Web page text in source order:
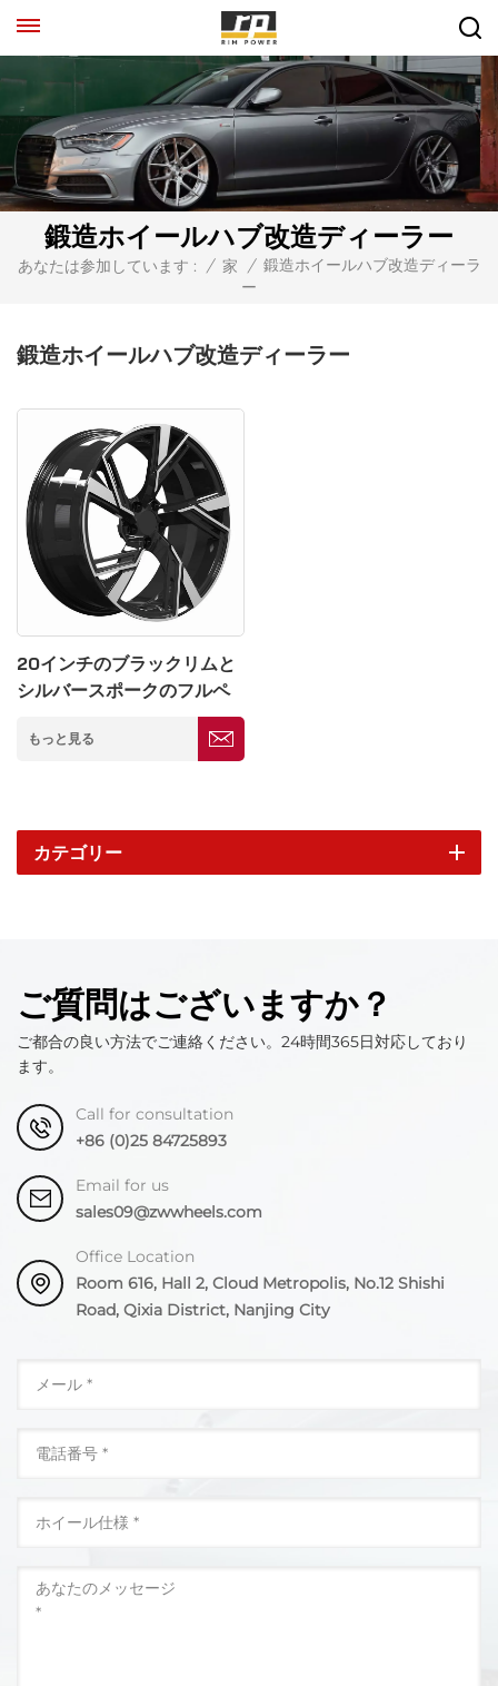
鍛造ホイールハブ改造ディーラー
あなたは参加しています : / 家 / 鍛造ホイールハブ改造ディーラ
ー
鍛造ホイールハブ改造ディーラー
20インチのブラックリムと
シルバースポークのフルペ
イント鍛造リム5 * 139.7
もっと見る
カテゴリー
ご質問はございますか？
ご都合の良い方法でご連絡ください。24時間365日対応しており
ます。
Call for consultation
+86 (0)25 84725893
Email for us
sales09@zwwheels.com
Office Location
Room 616, Hall 2, Cloud Metropolis, No.12 Shishi
Road, Qixia District, Nanjing City